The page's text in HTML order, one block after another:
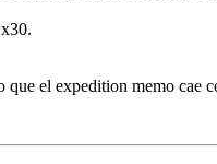
el expedition memo cae